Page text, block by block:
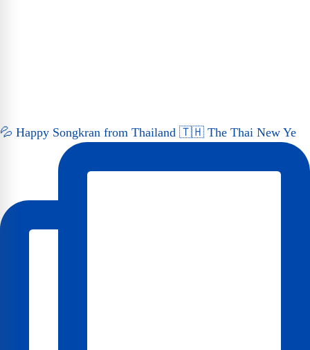
💦 Happy Songkran from Thailand 🇹🇭 The Thai New Ye